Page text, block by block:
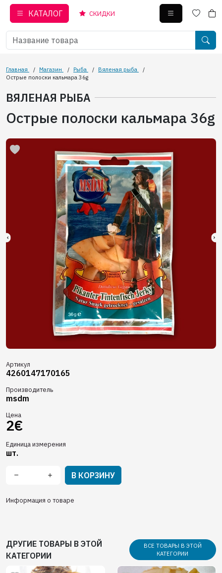
КАТАЛОГ СКИДКИ
Главная / Магазин / Рыба / Вяленая рыба
/
Острые полоски кальмара 36g
ВЯЛЕНАЯ РЫБА
Острые полоски кальмара 36g
Артикул
4260147170165
Производитель
msdm
Цена
2€
Единица измерения
шт.
В КОРЗИНУ
Информация о товаре
ДРУГИЕ ТОВАРЫ В ЭТОЙ
КАТЕГОРИИ
ВСЕ ТОВАРЫ В ЭТОЙ
КАТЕГОРИИ